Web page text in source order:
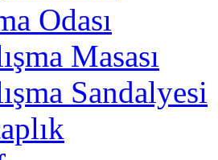
Odası
Masası
Sandalyesi